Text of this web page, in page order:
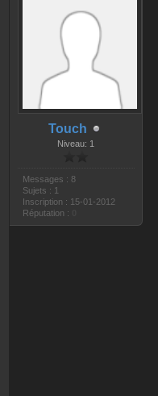
Touch
Niveau: 1
Messages : 8
Sujets : 1
Inscription : 15-01-2012
Réputation :